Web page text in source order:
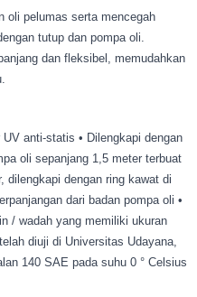
oli pelumas serta mencegah
tutup dan pompa oli.
dan fleksibel, memudahkan
anti-statis • Dilengkapi dengan
oli sepanjang 1,5 meter terbuat
dilengkapi dengan ring kawat di
dari badan pompa oli •
/ wadah yang memiliki ukuran
diuji di Universitas Udayana,
140 SAE pada suhu 0 ° Celsius